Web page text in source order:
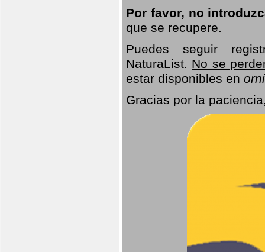
Por favor, no
que se recupere.
Puedes seguir
NaturaList. No se
estar disponibles en
Gracias por la